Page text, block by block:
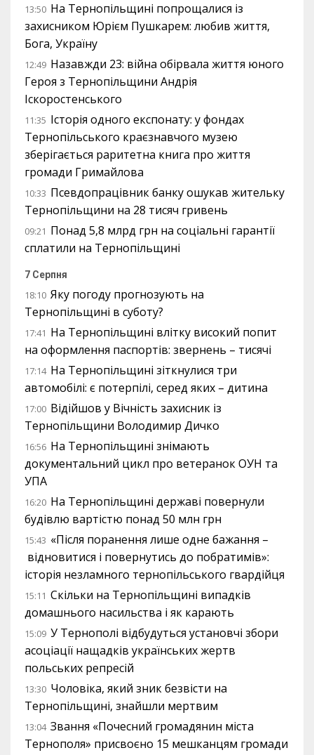
13:50 На Тернопільщині попрощалися із
захисником Юрієм Пушкарем: любив життя,
Бога, Україну
12:49 Назавжди 23: війна обірвала життя юного
Героя з Тернопільщини Андрія
Іскоростенського
11:35 Історія одного експонату: у фондах
Тернопільського краєзнавчого музею
зберігається раритетна книга про життя
громади Гримайлова
10:33 Псевдопрацівник банку ошукав жительку
Тернопільщини на 28 тисяч гривень
09:21 Понад 5,8 млрд грн на соціальні гарантії
сплатили на Тернопільщині
7 Серпня
18:10 Яку погоду прогнозують на
Тернопільщині в суботу?
17:41 На Тернопільщині влітку високий попит
на оформлення паспортів: звернень – тисячі
17:14 На Тернопільщині зіткнулися три
автомобілі: є потерпілі, серед яких – дитина
17:00 Відійшов у Вічність захисник із
Тернопільщини Володимир Дичко
16:56 На Тернопільщині знімають
документальний цикл про ветеранок ОУН та
УПА
16:20 На Тернопільщині державі повернули
будівлю вартістю понад 50 млн грн
15:43 «Після поранення лише одне бажання –
відновитися і повернутись до побратимів»:
історія незламного тернопільського гвардійця
15:11 Скільки на Тернопільщині випадків
домашнього насильства і як карають
15:09 У Тернополі відбудуться установчі збори
асоціації нащадків українських жертв
польських репресій
13:30 Чоловіка, який зник безвісти на
Тернопільщині, знайшли мертвим
13:04 Звання «Почесний громадянин міста
Тернополя» присвоєно 15 мешканцям громади